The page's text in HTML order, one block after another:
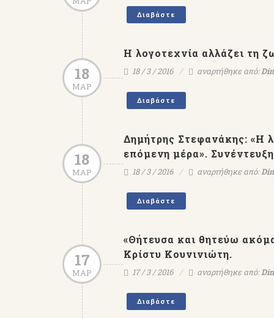
Διαβάστε
18
ΜΑΡ
Η λογοτεχνία αλλάζει τη
18 / 3 / 2016 αναρτήθηκε από:
Διαβάστε
18
ΜΑΡ
Δημήτρης Στεφανάκης: «Η
επόμενη μέρα».
18 / 3 / 2016 αναρτήθηκε από:
Διαβάστε
17
ΜΑΡ
«Θήτευσα και θητεύω
Κρίστυ Κουνινιώτη.
17 / 3 / 2016 αναρτήθηκε από:
Διαβάστε